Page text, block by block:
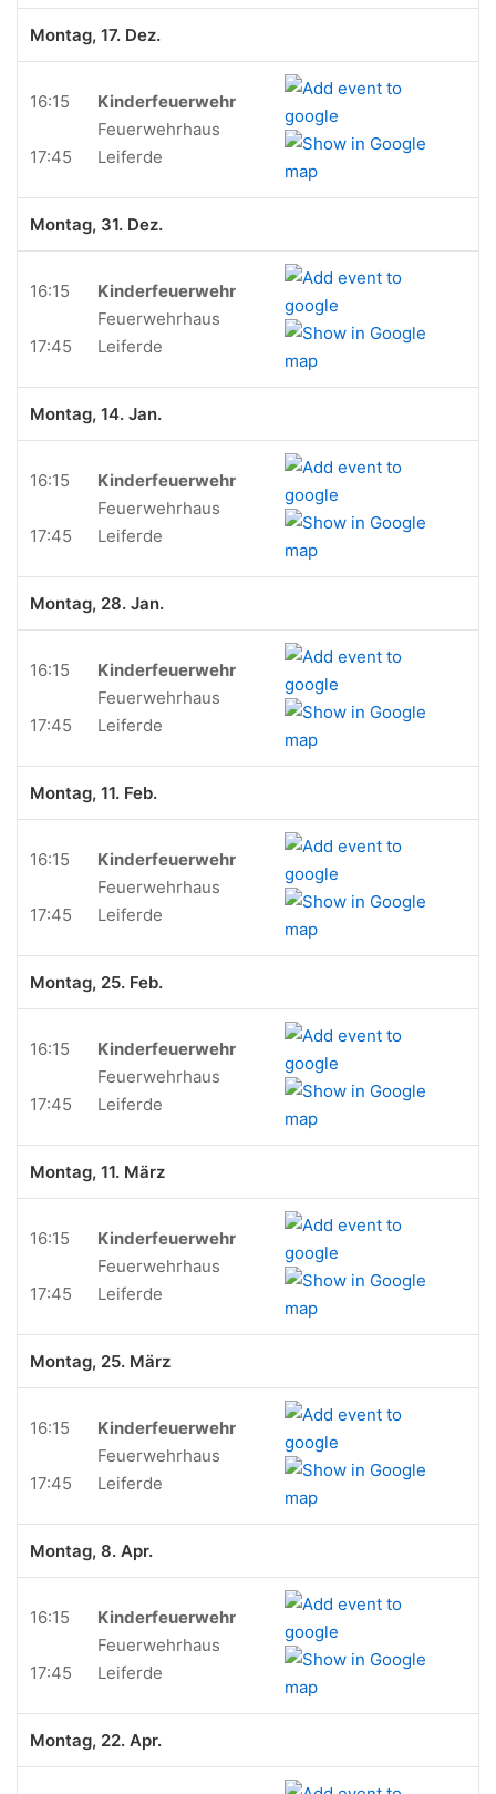
Montag, 17. Dez.
16:15
17:45
Kinderfeuerwehr
Feuerwehrhaus
Leiferde
Montag, 31. Dez.
16:15
17:45
Kinderfeuerwehr
Feuerwehrhaus
Leiferde
Montag, 14. Jan.
16:15
17:45
Kinderfeuerwehr
Feuerwehrhaus
Leiferde
Montag, 28. Jan.
16:15
17:45
Kinderfeuerwehr
Feuerwehrhaus
Leiferde
Montag, 11. Feb.
16:15
17:45
Kinderfeuerwehr
Feuerwehrhaus
Leiferde
Montag, 25. Feb.
16:15
17:45
Kinderfeuerwehr
Feuerwehrhaus
Leiferde
Montag, 11. März
16:15
17:45
Kinderfeuerwehr
Feuerwehrhaus
Leiferde
Montag, 25. März
16:15
17:45
Kinderfeuerwehr
Feuerwehrhaus
Leiferde
Montag, 8. Apr.
16:15
17:45
Kinderfeuerwehr
Feuerwehrhaus
Leiferde
Montag, 22. Apr.